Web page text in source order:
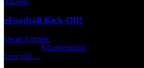
eFootball Kick-Off!
Oscar Torroba
0 Comentarios
Leer más ...